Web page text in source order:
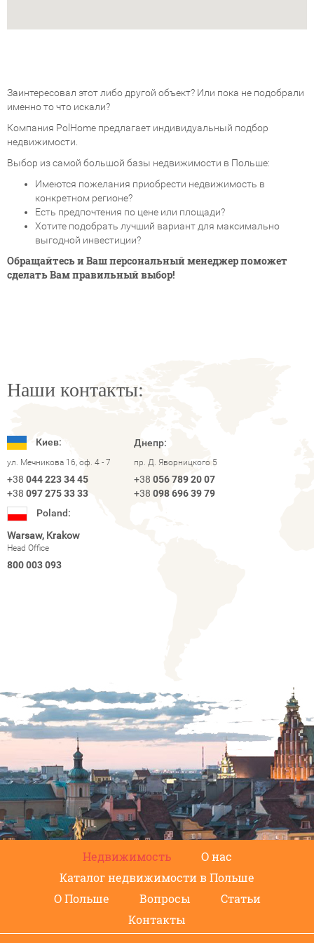
Заинтересовал этот либо другой объект? Или пока не подобрали
именно то что искали?
Компания PolHome предлагает индивидуальный подбор
недвижимости.
Выбор из самой большой базы недвижимости в Польше:
Имеются пожелания приобрести недвижимость в
конкретном регионе?
Есть предпочтения по цене или площади?
Хотите подобрать лучший вариант для максимально
выгодной инвестиции?
Обращайтесь и Ваш персональный менеджер поможет
сделать Вам правильный выбор!
Наши контакты:
Киев:
ул. Мечникова 16, оф. 4 - 7
+38 044 223 34 45
+38 097 275 33 33
Днепр:
пр. Д. Яворницкого 5
+38 056 789 20 07
+38 098 696 39 79
Poland:
Warsaw, Krakow
Head Office
800 003 093
Недвижимость
О нас
Каталог недвижимости в Польше
О Польше
Вопросы
Статьи
Контакты